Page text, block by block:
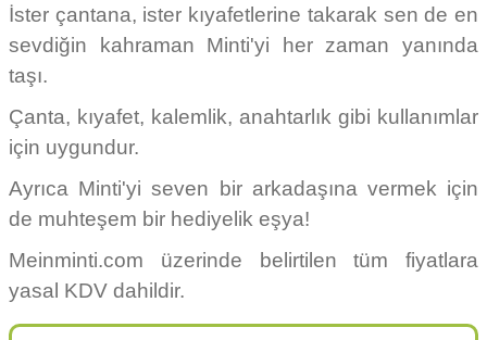
İster çantana, ister kıyafetlerine takarak sen de en
sevdiğin kahraman Minti'yi her zaman yanında
taşı.
Çanta, kıyafet, kalemlik, anahtarlık gibi kullanımlar
için uygundur.
Ayrıca Minti'yi seven bir arkadaşına vermek için
de muhteşem bir hediyelik eşya!
Meinminti.com üzerinde belirtilen tüm fiyatlara
yasal KDV dahildir.